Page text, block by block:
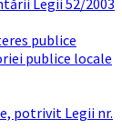
Legii 52/2003
publice
publice locale
potrivit Legii nr.